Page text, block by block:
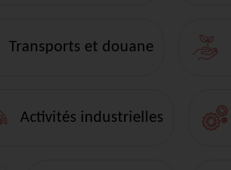
Transports et douane
Activités industrielles